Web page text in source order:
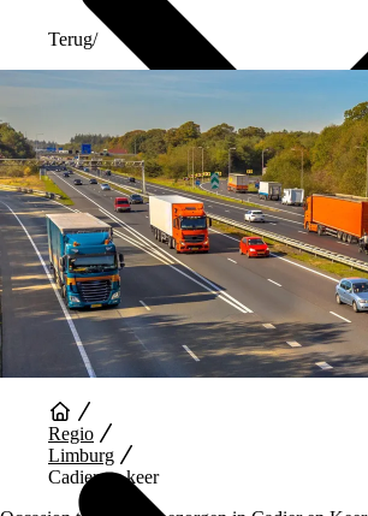
Auto Diensten
Terug/
Regio
Limburg
Cadier en keer